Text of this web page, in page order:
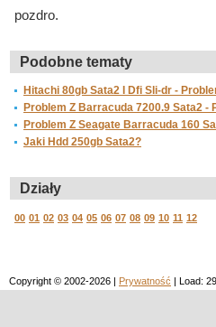
pozdro.
Podobne tematy
Hitachi 80gb Sata2 I Dfi Sli-dr -
Problem Z Barracuda 7200.9 Sata2 -
Problem Z Seagate Barracuda 160
Jaki Hdd 250gb Sata2?
Działy
00 01 02 03 04 05 06 07 08 09 10 11 12
Copyright © 2002-2026 | Prywatność | Load: